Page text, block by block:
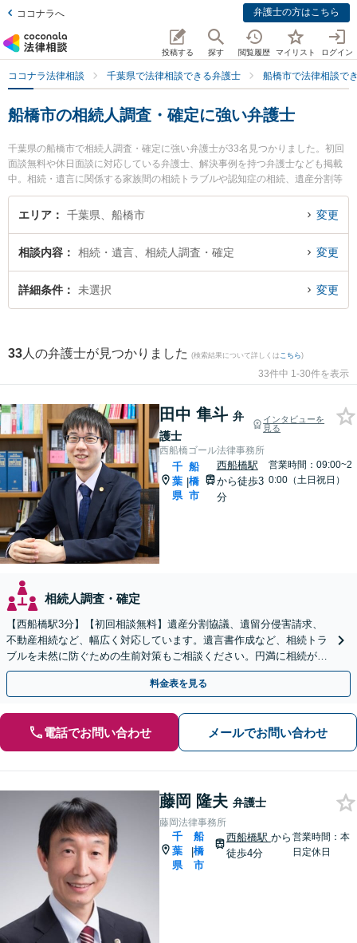
ココナラへ 弁護士の方はこちら
投稿する 探す 閲覧履歴 マイリスト ログイン
ココナラ法律相談 千葉県で法律相談できる弁護士 船橋市で法律相談で
船橋市の相続人調査・確定に強い弁護士
千葉県の船橋市で相続人調査・確定に強い弁護士が33名見つかりました。初回
面談無料や休日面談に対応している弁護士、解決事例を持つ弁護士なども掲載
中。相続・遺言に関係する家族間の相続トラブルや認知症の相続、遺産分割等
の細かな分野での絞り込み検索もでき便利です。特に西船橋ゴール法律事務所
の田中 隼斗弁護士や藤岡法律事務所の藤岡 隆夫弁護士、ネクスパート法律事務
トラブルを今すぐに弁護士に相談したい』『相続人調査・確定のトラブル解決
の実績豊富な近くの弁護士を検索したい』『初回相談無料で相続人調査・確定
を法律相談できる船橋市内の弁護士に相談予約したい』などでお困りの相談者
エリア 千葉県、船橋市 変更
相談内容 相続・遺言、相続人調査・確定 変更
詳細条件 未選択 変更
33 人の弁護士が見つかりました (検索結果について詳しくは こちら)
33件中 1-30件を表示
田中 隼斗 弁
護士
インタビューを
見る
西船橋ゴール法律事務所
千
葉
県
|
船
橋
市
西船橋駅
から徒歩3
分
営業時間：09:00~2
0:00（土日祝日）
相続人調査・確定
【西船橋駅3分】【初回相談無料】遺産分割協議、遺留分侵害請求、
不動産相続など、幅広く対応しています。遺言書作成など、相続トラ
ブルを未然に防ぐための生前対策もご相談ください。円満に相続が終
えられるよう、全力でサポートいたします。
料金表を見る
電話でお問い合わせ メールでお問い合わせ
藤岡 隆夫 弁護士
藤岡法律事務所
千
葉
県
|
船
橋
市
西船橋駅 から
徒歩4分
営業時間：本
日定休日